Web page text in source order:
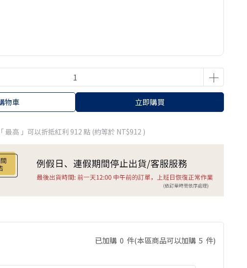
物車 立即購買
最高 」可以折抵紅利 912 點 (約等於 NT$912 )
已加購 0 件(本區商品可以加購 5 件)